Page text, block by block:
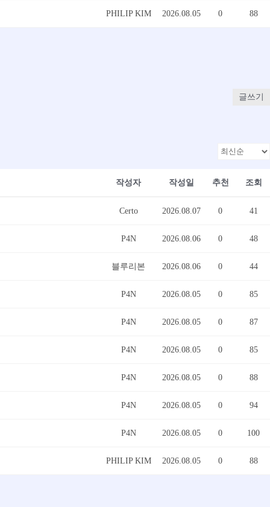
PHILIP KIM 2026.08.05 0 88
글쓰기
작성자 작성일 추천 조회
Certo 2026.08.07 0 41
P4N 2026.08.06 0 48
블루리본 2026.08.06 0 44
P4N 2026.08.05 0 85
P4N 2026.08.05 0 87
P4N 2026.08.05 0 85
P4N 2026.08.05 0 88
P4N 2026.08.05 0 94
P4N 2026.08.05 0 100
PHILIP KIM 2026.08.05 0 88